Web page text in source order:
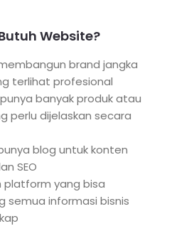
Website?
brand jangka
terlihat profesional
banyak produk atau
perlu dijelaskan secara
blog untuk konten
SEO
platform yang bisa
semua informasi bisnis